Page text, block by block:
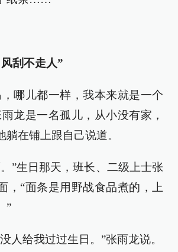
刮不走人”
哪儿都一样，我本来就是一个
龙是一名孤儿，从小没有家，
躺在铺上跟自己说道。
”生日那天，班长、二级上士张
，“面条是用野战食品煮的，上
”
人给我过过生日。”张雨龙说。